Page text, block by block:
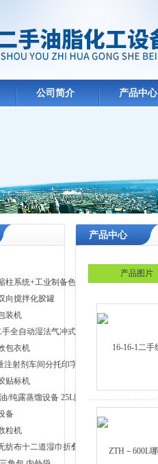
公司简介 产品中心
柱系统+工业制备色谱系统
向搅拌化胶罐
装机
手全自动湿法气冲式胶塞清洗机
包衣机
注射剂车间分托印字安瓿联动机
贴标机
/纯露蒸馏设备 25L固液蒸馏器、
备
粒机
纺布十二道湿巾折叠机
产品中心
产品图片